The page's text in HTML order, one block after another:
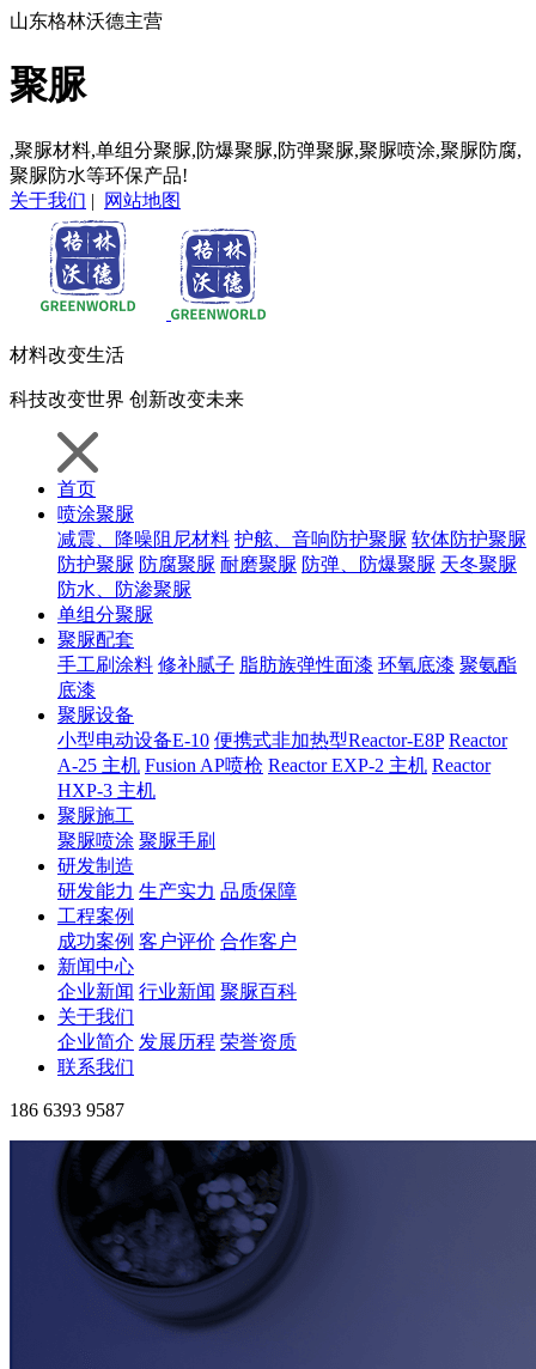
山东格林沃德主营
聚脲
,聚脲材料,单组分聚脲,防爆聚脲,防弹聚脲,聚脲喷涂,聚脲防腐,
聚脲防水等环保产品!
关于我们 | 网站地图
材料改变生活
科技改变世界 创新改变未来
首页
喷涂聚脲
减震、降噪阻尼材料 护舷、音响防护聚脲 软体防护聚脲
防护聚脲 防腐聚脲 耐磨聚脲 防弹、防爆聚脲 天冬聚脲
防水、防渗聚脲
单组分聚脲
聚脲配套
手工刷涂料 修补腻子 脂肪族弹性面漆 环氧底漆 聚氨酯
底漆
聚脲设备
小型电动设备E-10 便携式非加热型Reactor-E8P Reactor
A-25 主机 Fusion AP喷枪 Reactor EXP-2 主机 Reactor
HXP-3 主机
聚脲施工
聚脲喷涂 聚脲手刷
研发制造
研发能力 生产实力 品质保障
工程案例
成功案例 客户评价 合作客户
新闻中心
企业新闻 行业新闻 聚脲百科
关于我们
企业简介 发展历程 荣誉资质
联系我们
186 6393 9587